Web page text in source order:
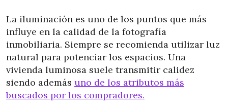
La iluminación es uno de los puntos que más
influye en la calidad de la fotografía
inmobiliaria. Siempre se recomienda utilizar luz
natural para potenciar los espacios. Una
vivienda luminosa suele transmitir calidez
siendo además uno de los atributos más
buscados por los compradores.